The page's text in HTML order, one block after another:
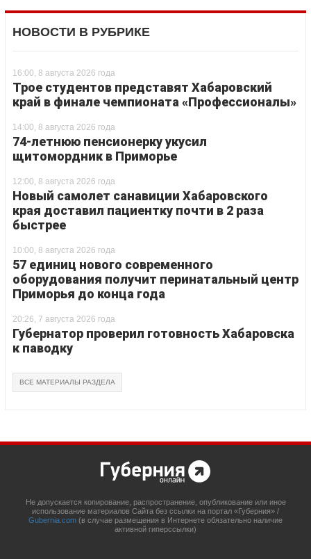
НОВОСТИ В РУБРИКЕ
16:00, 8 августа 2026 года
Трое студентов представят Хабаровский
край в финале чемпионата «Профессионалы»
14:00, 8 августа 2026 года
74-летнюю пенсионерку укусил
щитомордник в Приморье
12:00, 8 августа 2026 года
Новый самолет санавиции Хабаровского
края доставил пациентку почти в 2 раза
быстрее
10:00, 8 августа 2026 года
57 единиц нового современного
оборудования получит перинатальный центр
Приморья до конца года
20:26, 7 августа 2026 года
Губернатор проверил готовность Хабаровска
к паводку
ВСЕ МАТЕРИАЛЫ РАЗДЕЛА
Не допускается копирование, распространение, опубликование или иное
использование материалов Сайта без ссылки на портал «Губерния» /
Gubernia.com (в случае размещения в Интернете обязательно наличие
активной гиперссылки)